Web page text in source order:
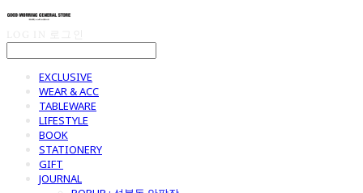
EXCLUSIVE
WEAR & ACC
TABLEWARE
LIFESTYLE
BOOK
STATIONERY
GIFT
JOURNAL